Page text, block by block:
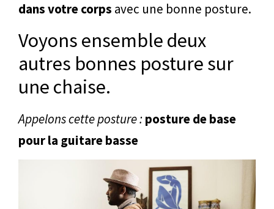
dans votre corps avec une bonne posture.
Voyons ensemble deux
autres bonnes posture sur
une chaise.
Appelons cette posture :posture de base
pour la guitare basse